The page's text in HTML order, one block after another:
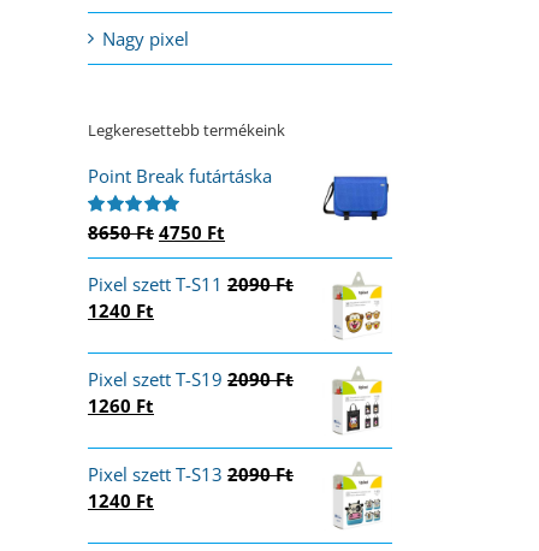
Nagy pixel
Legkeresettebb termékeink
Point Break futártáska
Értékelés:
8650Ft Original
price
was:
4750 Ft
price
is:
Pixel szett T-S11 2090Ft
Original
2090 Ft.
1240 Ft
1240 Ft.
Pixel szett T-S19 2090Ft
Original
2090 Ft.
1260 Ft
1260 Ft.
Pixel szett T-S13 2090Ft
Original
1240 Ft